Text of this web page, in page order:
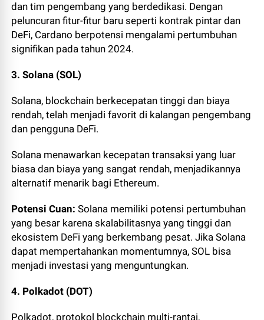
dan tim pengembang yang berdedikasi. Dengan
peluncuran fitur-fitur baru seperti kontrak pintar dan
DeFi, Cardano berpotensi mengalami pertumbuhan
signifikan pada tahun 2024.
3. Solana (SOL)
Solana, blockchain berkecepatan tinggi dan biaya
rendah, telah menjadi favorit di kalangan pengembang
dan pengguna DeFi.
Solana menawarkan kecepatan transaksi yang luar
biasa dan biaya yang sangat rendah, menjadikannya
alternatif menarik bagi Ethereum.
Potensi Cuan:Solana memiliki potensi pertumbuhan
yang besar karena skalabilitasnya yang tinggi dan
ekosistem DeFi yang berkembang pesat. Jika Solana
dapat mempertahankan momentumnya, SOL bisa
menjadi investasi yang menguntungkan.
4. Polkadot (DOT)
Polkadot, protokol blockchain multi-rantai,